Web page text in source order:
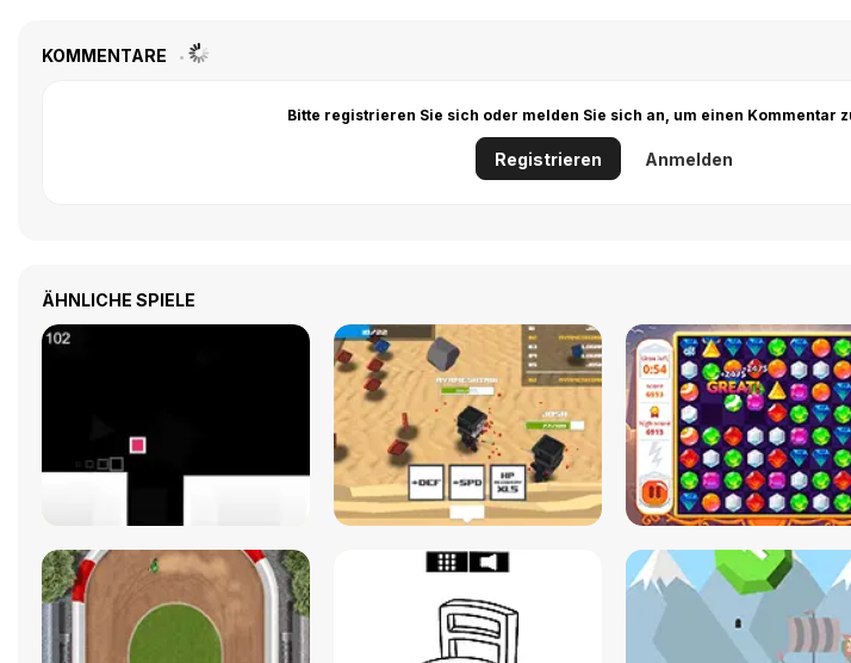
KOMMENTARE
Bitte registrieren Sie sich oder melden Sie sich an, um einen Kommentar
Registrieren Anmelden
ÄHNLICHE SPIELE